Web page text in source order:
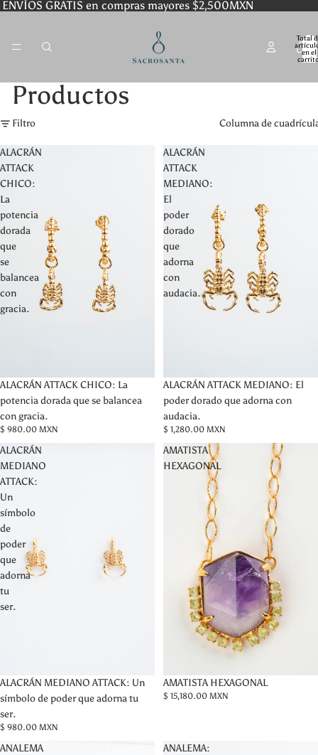
ENVÍOS GRATIS en compras mayores $2,500MXN
Total
en el
Productos
Filtro Columna de
ALACRÁN
ATTACK
CHICO:
La
potencia
dorada
que
se
balancea
con
gracia.
ALACRÁN ATTACK CHICO: La
potencia dorada que se balancea
con gracia.
$ 980.00 MXN
ALACRÁN
ATTACK
MEDIANO:
El
poder
dorado
que
adorna
con
audacia.
ALACRÁN ATTACK MEDIANO: El
poder dorado que adorna con
audacia.
$ 1,280.00 MXN
ALACRÁN
MEDIANO
ATTACK:
Un
símbolo
de
poder
que
adorna
tu
ser.
ALACRÁN MEDIANO ATTACK: Un
símbolo de poder que adorna tu
ser.
$ 980.00 MXN
AMATISTA
HEXAGONAL
AMATISTA HEXAGONAL
$ 15,180.00 MXN
ANALEMA
ANALEMA: